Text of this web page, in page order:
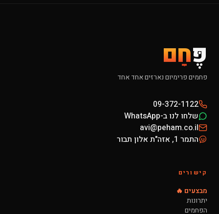
פֶּחָם
פחמים פרימיום נארזים אחד אחד
09-372-1122
שלחו לנו ב-WhatsApp
avi@peham.co.il
התמר 1, אזה"ת אלון תבור
קישורים
מבצעים 🔥
יתרונות
הפחמים